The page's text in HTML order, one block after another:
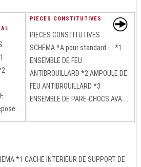
...
PIECES CONSTITUTIVES
PIECES CONSTITUTIVES
SCHEMA *A pour standard - - *1
ENSEMBLE DE FEU
ANTIBROUILLARD *2 AMPOULE DE
FEU ANTIBROUILLARD *3
ENSEMBLE DE PARE-CHOCS AVA ...
*1 CACHE INTERIEUR DE SUPPORT DE